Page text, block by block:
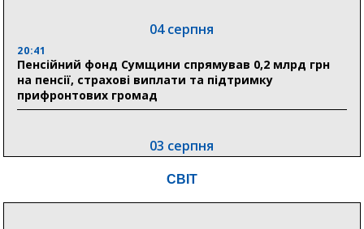
04 серпня
20:41
Пенсійний фонд Сумщини спрямував 0,2 млрд грн
на пенсії, страхові виплати та підтримку
прифронтових громад
03 серпня
Романько розширює програму відпочинку дітей із
СВІТ